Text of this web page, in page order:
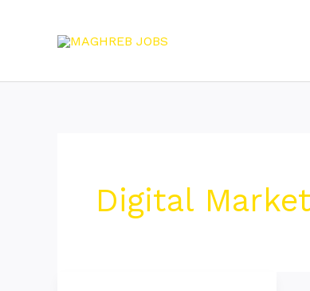
Digital